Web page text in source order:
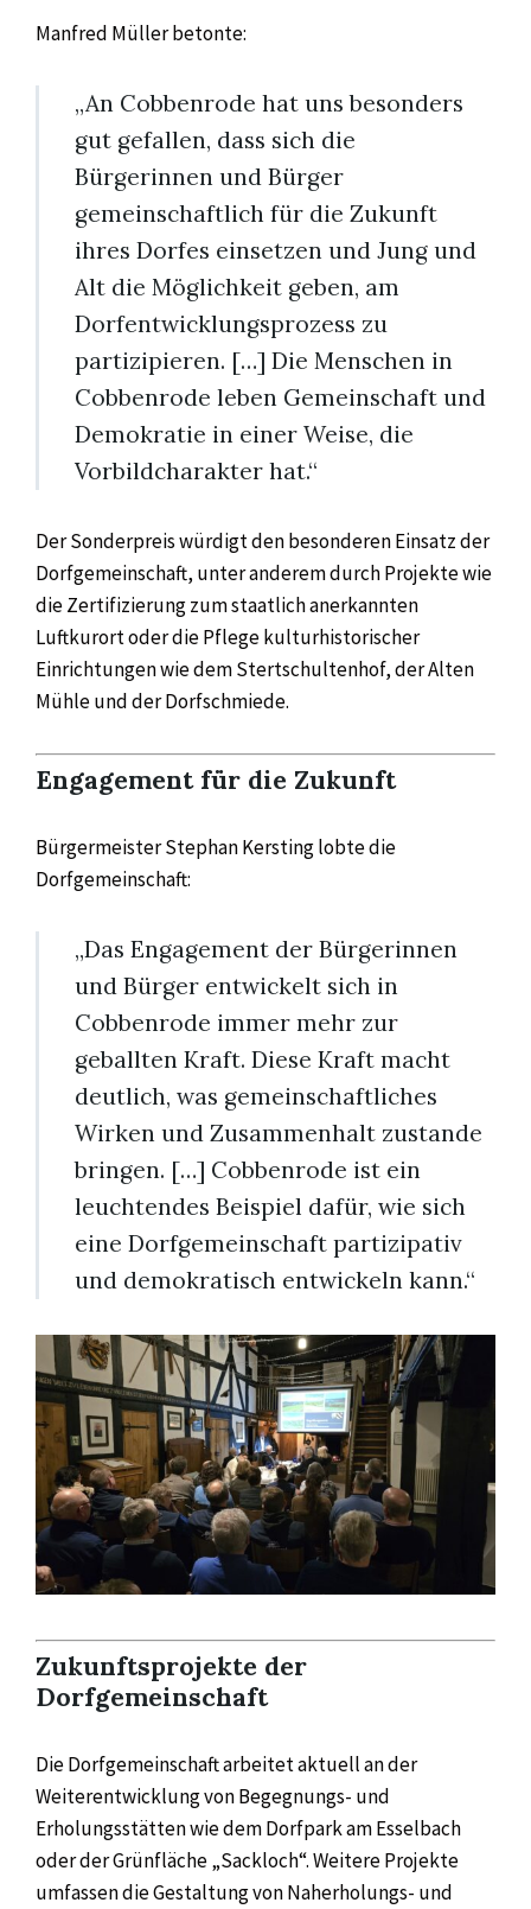
Manfred Müller betonte:
„An Cobbenrode hat uns besonders
gut gefallen, dass sich die
Bürgerinnen und Bürger
gemeinschaftlich für die Zukunft
ihres Dorfes einsetzen und Jung und
Alt die Möglichkeit geben, am
Dorfentwicklungsprozess zu
partizipieren. […] Die Menschen in
Cobbenrode leben Gemeinschaft und
Demokratie in einer Weise, die
Vorbildcharakter hat.“
Der Sonderpreis würdigt den besonderen Einsatz der
Dorfgemeinschaft, unter anderem durch Projekte wie
die Zertifizierung zum staatlich anerkannten
Luftkurort oder die Pflege kulturhistorischer
Einrichtungen wie dem Stertschultenhof, der Alten
Mühle und der Dorfschmiede.
Engagement für die Zukunft
Bürgermeister Stephan Kersting lobte die
Dorfgemeinschaft:
„Das Engagement der Bürgerinnen
und Bürger entwickelt sich in
Cobbenrode immer mehr zur
geballten Kraft. Diese Kraft macht
deutlich, was gemeinschaftliches
Wirken und Zusammenhalt zustande
bringen. […] Cobbenrode ist ein
leuchtendes Beispiel dafür, wie sich
eine Dorfgemeinschaft partizipativ
und demokratisch entwickeln kann.“
Zukunftsprojekte der
Dorfgemeinschaft
Die Dorfgemeinschaft arbeitet aktuell an der
Weiterentwicklung von Begegnungs- und
Erholungsstätten wie dem Dorfpark am Esselbach
oder der Grünfläche „Sackloch“. Weitere Projekte
umfassen die Gestaltung von Naherholungs- und